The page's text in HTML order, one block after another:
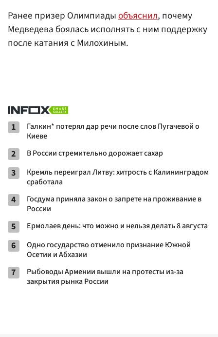
Ранее призер Олимпиадыобъяснил, почему
Медведева боялась исполнять с ним поддержку
после катания с Милохиным.
1
Галкин* потерял дар речи после слов Пугачевой о
Киеве
2 В России стремительно дорожает сахар
3
Кремль переиграл Литву: хитрость с Калининградом
сработала
4
Госдума приняла закон о запрете на проживание в
России
5 Ермолаев день: что можно и нельзя делать 8 августа
6
Одно государство отменило признание Южной
Осетии и Абхазии
7
Рыбоводы Армении вышли на протесты из-за
закрытия рынка России